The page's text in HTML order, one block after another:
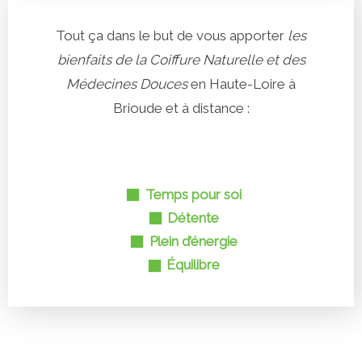
Tout ça dans le but de vous apporter les
bienfaitsdela Coiffure Naturelle et des
Médecines Doucesen Haute-Loire à
Brioude et à distance :
Temps pour soi
Détente
Plein d’énergie
Équilibre